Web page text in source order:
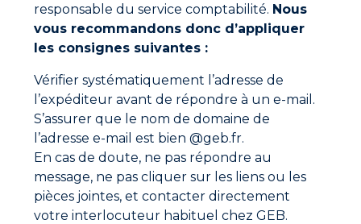
soit par plots pour le collage de grands panneaux.
Poser en écrasant la colle. Laisser sécher 2 heures à
température ambiante.
Le nettoyage du matériel se fait avec de l’eau (chaude
si possible).
Documentations à télécharger
Fiche de données de sécurité
responsable du service comptabilité. Nous
vous recommandons donc d’appliquer
les consignes suivantes :
Vérifier systématiquement l’adresse de
l’expéditeur avant de répondre à un e-mail.
S’assurer que le nom de domaine de
l’adresse e-mail est bien @geb.fr.
En cas de doute, ne pas répondre au
message, ne pas cliquer sur les liens ou les
pièces jointes, et contacter directement
votre interlocuteur habituel chez GEB.